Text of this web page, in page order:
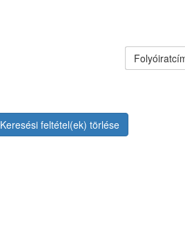
Keresési feltétel(ek) törlése